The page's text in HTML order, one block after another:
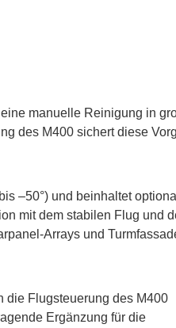
manuelle Reinigung in
des M400 sichert diese
–50°) und beinhaltet
mit dem stabilen Flug und
Arrays und
die Flugsteuerung des M400
Ergänzung für die